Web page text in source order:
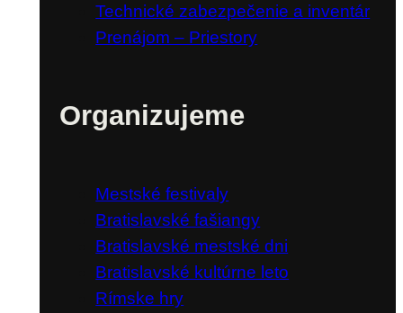
Technické zabezpečenie a inventár
Prenájom – Priestory
Organizujeme
Mestské festivaly
Bratislavské fašiangy
Bratislavské mestské dni
Bratislavské kultúrne leto
Rímske hry